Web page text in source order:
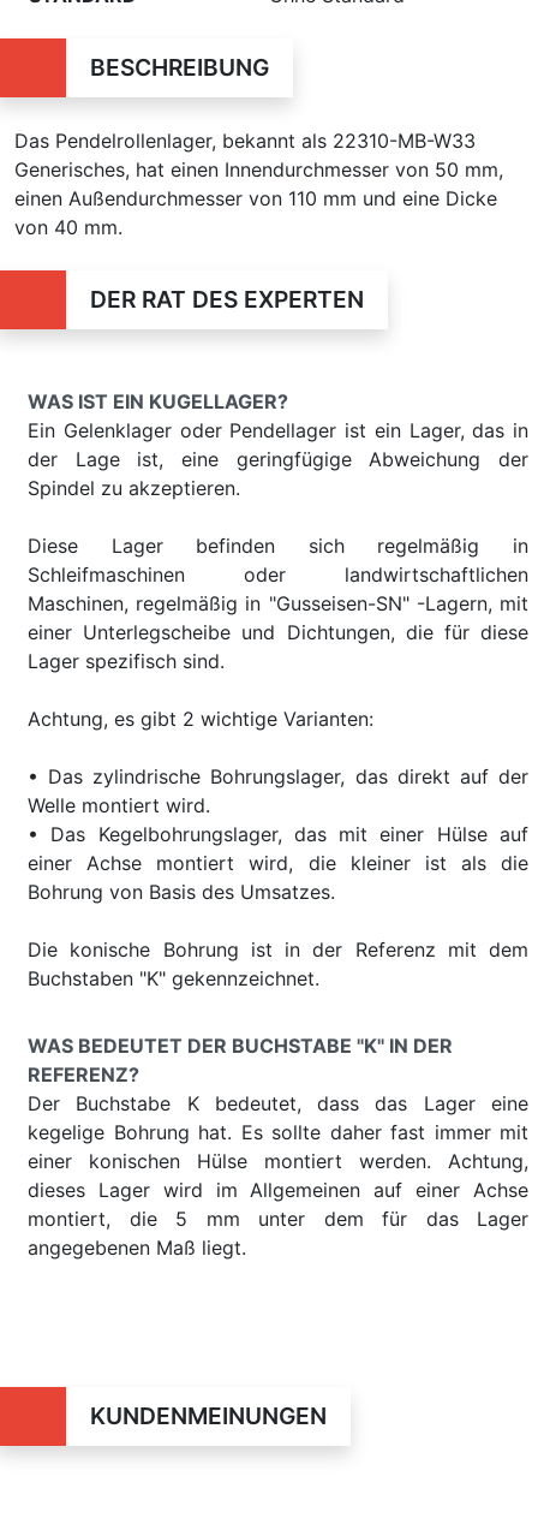
BESCHREIBUNG
Das Pendelrollenlager, bekannt als 22310-MB-W33
Generisches, hat einen Innendurchmesser von 50 mm,
einen Außendurchmesser von 110 mm und eine Dicke
von 40 mm.
DER RAT DES EXPERTEN
WAS IST EIN KUGELLAGER?
Ein Gelenklager oder Pendellager ist ein Lager, das in
der Lage ist, eine geringfügige Abweichung der
Spindel zu akzeptieren.
Diese Lager befinden sich regelmäßig in
Schleifmaschinen oder landwirtschaftlichen
Maschinen, regelmäßig in "Gusseisen-SN" -Lagern, mit
einer Unterlegscheibe und Dichtungen, die für diese
Lager spezifisch sind.
Achtung, es gibt 2 wichtige Varianten:
• Das zylindrische Bohrungslager, das direkt auf der
Welle montiert wird.
• Das Kegelbohrungslager, das mit einer Hülse auf
einer Achse montiert wird, die kleiner ist als die
Bohrung von Basis des Umsatzes.
Die konische Bohrung ist in der Referenz mit dem
Buchstaben "K" gekennzeichnet.
WAS BEDEUTET DER BUCHSTABE "K" IN DER
REFERENZ?
Der Buchstabe K bedeutet, dass das Lager eine
kegelige Bohrung hat. Es sollte daher fast immer mit
einer konischen Hülse montiert werden. Achtung,
dieses Lager wird im Allgemeinen auf einer Achse
montiert, die 5 mm unter dem für das Lager
angegebenen Maß liegt.
KUNDENMEINUNGEN